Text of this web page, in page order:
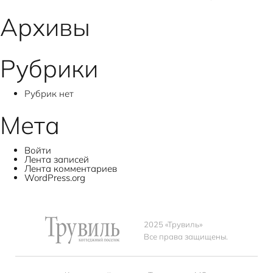
записям
Архивы
Рубрики
Рубрик нет
Мета
Войти
Лента записей
Лента комментариев
WordPress.org
2025 «Трувиль»
Все права защищены.